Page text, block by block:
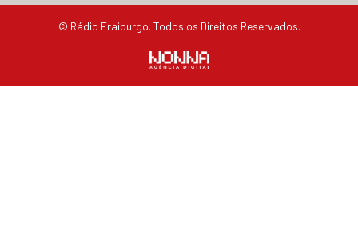
© Rádio Fraiburgo. Todos os Direitos Reservados.